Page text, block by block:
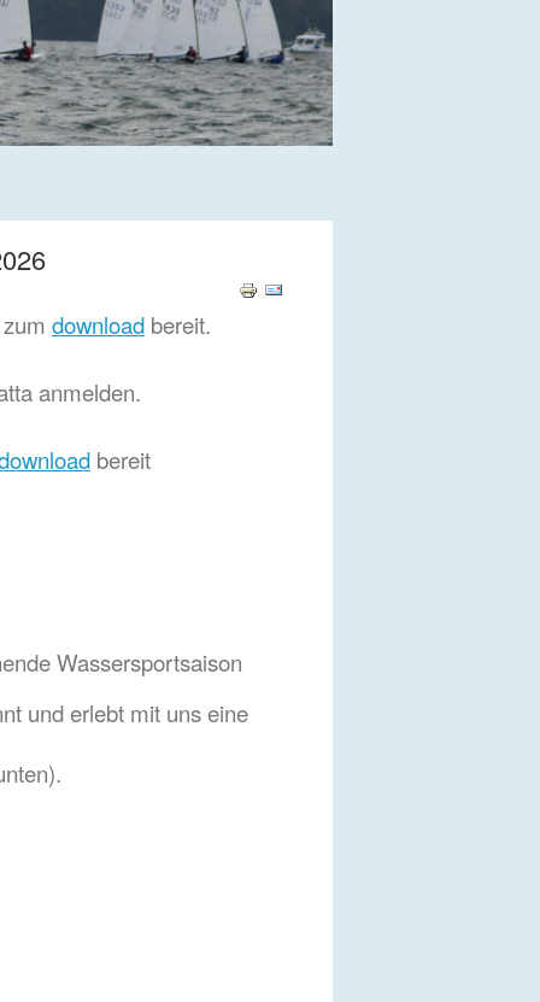
download bereit.
anmelden.
bereit
Wassersportsaison
und erlebt mit uns eine